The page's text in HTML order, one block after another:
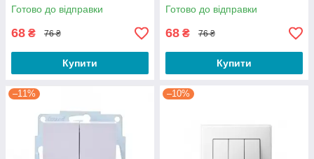
кришка Ел-Би
Готово до відправки
68 ₴ 76 ₴
Купити
кришка Ел-Би
Готово до відправки
68 ₴ 76 ₴
Купити
–11% –10%